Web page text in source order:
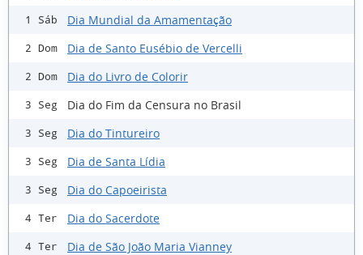
1 Sáb Dia Mundial da Amamentação
2 Dom Dia de Santo Eusébio de Vercelli
2 Dom Dia do Livro de Colorir
3 Seg Dia do Fim da Censura no Brasil
3 Seg Dia do Tintureiro
3 Seg Dia de Santa Lídia
3 Seg Dia do Capoeirista
4 Ter Dia do Sacerdote
4 Ter Dia de São João Maria Vianney